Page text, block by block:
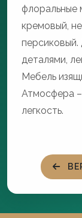
флоральные
кремовый,
персиковый.
деталями,
Мебель
Атмосфера –
легкость.